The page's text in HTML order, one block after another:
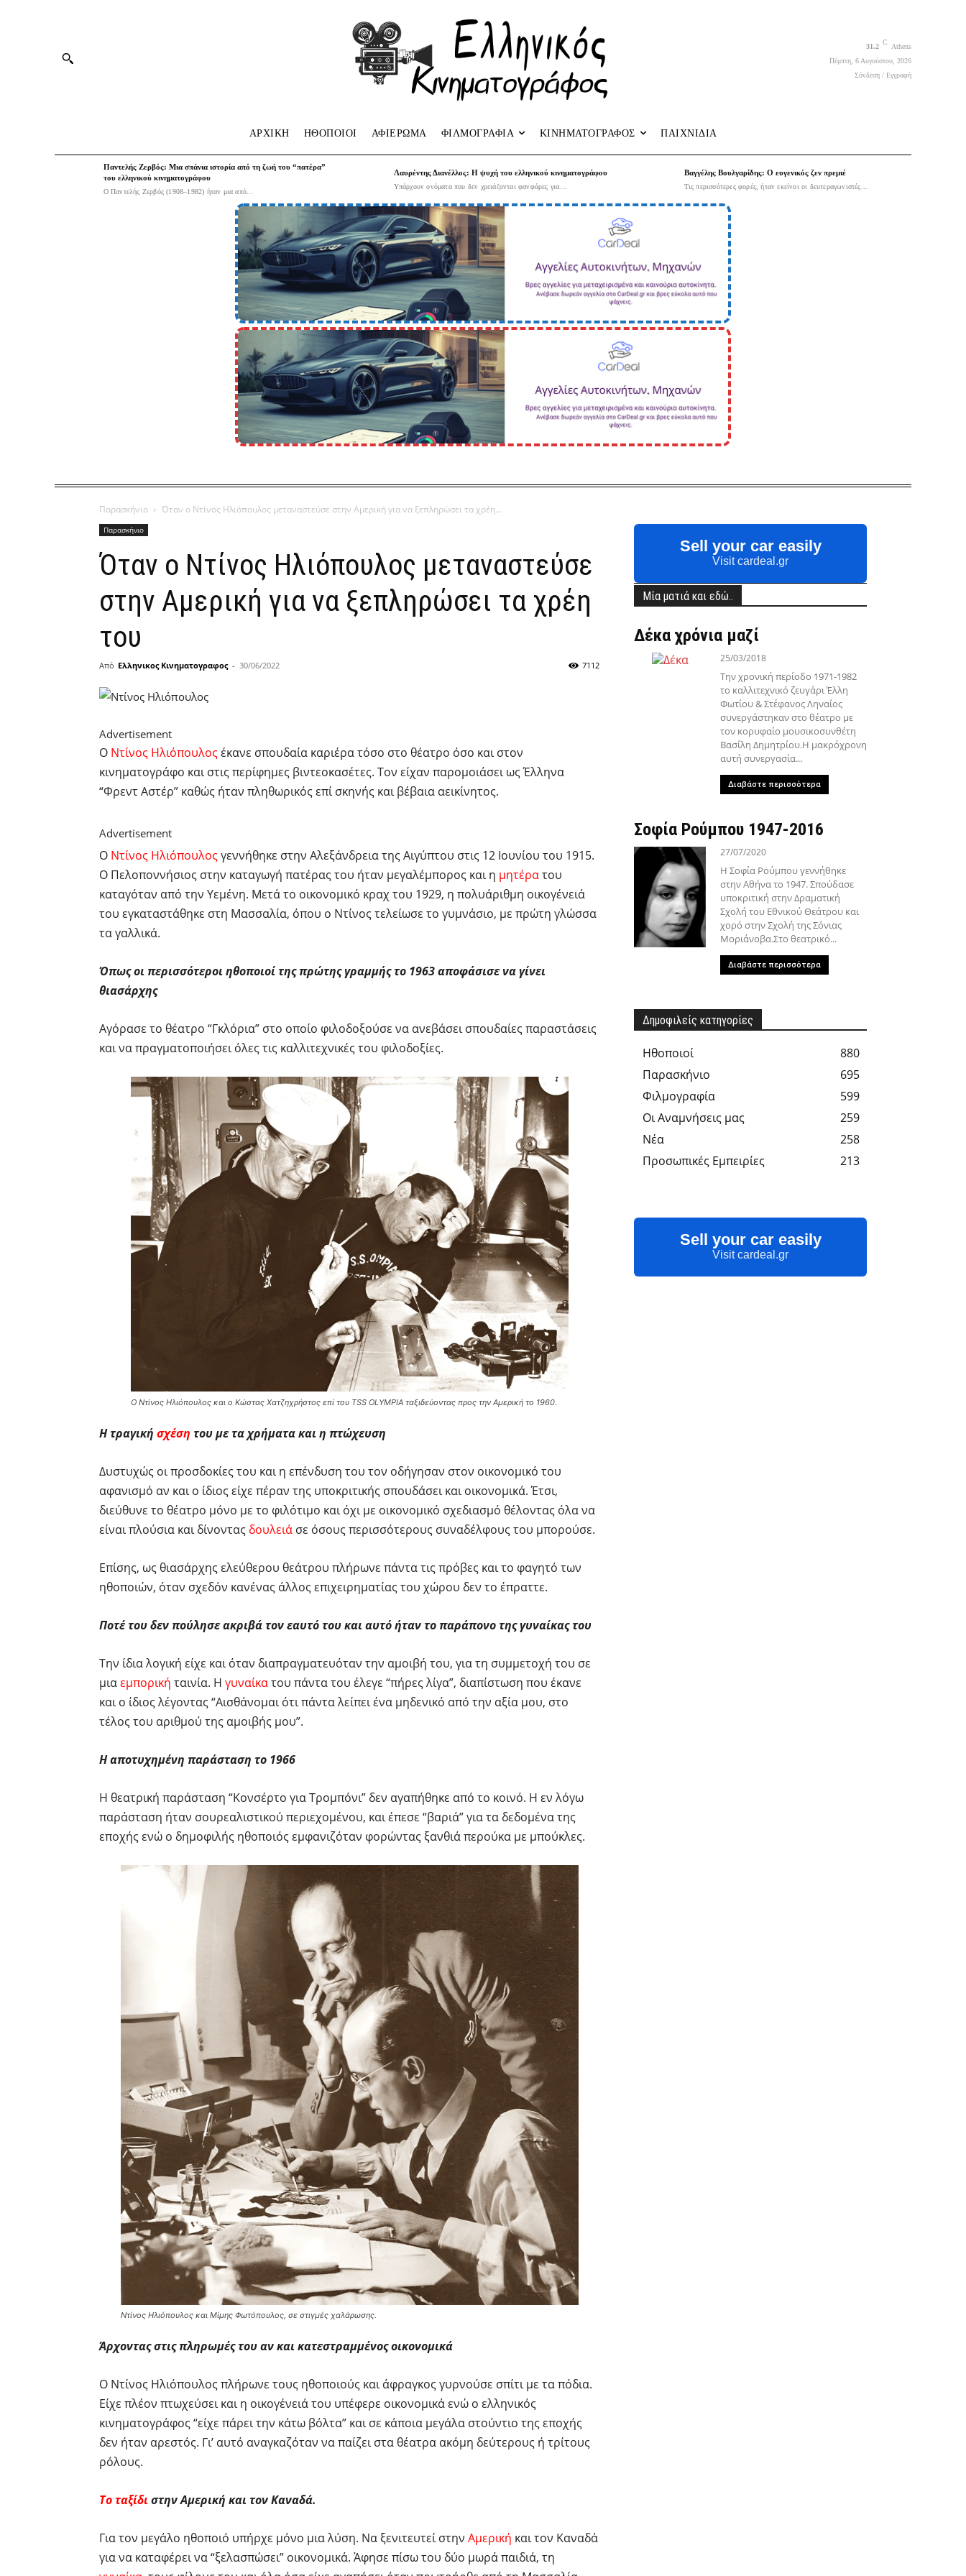
31.2
C
Athens
Πέμπτη, 6 Αυγούστου, 2026
Σύνδεση / Εγγραφή
ΑΡΧΙΚΗ HΘΟΠΟΙΟΙ ΑΦΙΕΡΩΜΑ ΦΙΛΜΟΓΡΑΦΙΑ ΚΙΝΗΜΑΤΟΓΡΑΦΟΣ ΠΑΙΧΝΙΔΙΑ
Παντελής Ζερβός: Μια σπάνια ιστορία από τη ζωή του “πατέρα”
του ελληνικού κινηματογράφου
Ο Παντελής Ζερβός (1908–1982) ήταν μια από...
Λαυρέντης Διανέλλος: Η ψυχή του ελληνικού κινηματογράφου
Υπάρχουν ονόματα που δεν χρειάζονται φανφάρες για...
Βαγγέλης Βουλγαρίδης: Ο ευγενικός ζεν πρεμιέ
Τις περισσότερες φορές, ήταν εκείνοι οι δευτεραγωνιστές...
Παρασκήνιο Όταν ο Ντίνος Ηλιόπουλος μεταναστεύσε στην Αμερική για να ξεπληρώσει τα χρέη...
Παρασκήνιο
Όταν ο Ντίνος Ηλιόπουλος μεταναστεύσε
στην Αμερική για να ξεπληρώσει τα χρέη
του
Από Ελληνικος Κινηματογραφος - 30/06/2022 7112
Advertisement
Ο Ντίνος Ηλιόπουλοςέκανε σπουδαία καριέρα τόσο στο θέατρο όσο και στον
κινηματογράφο και στις περίφημες βιντεοκασέτες. Τον είχαν παρομοιάσει ως Έλληνα
“Φρεντ Αστέρ” καθώς ήταν πληθωρικός επί σκηνής και βέβαια αεικίνητος.
Advertisement
Ο Ντίνος Ηλιόπουλοςγεννήθηκε στην Αλεξάνδρεια της Αιγύπτου στις 12 Ιουνίου του 1915.
Ο Πελοποννήσιος στην καταγωγή πατέρας του ήταν μεγαλέμπορος και η μητέρατου
καταγόταν από την Υεμένη. Μετά το οικονομικό κραχ του 1929, η πολυάριθμη οικογένειά
του εγκαταστάθηκε στη Mασσαλία, όπου ο Nτίνος τελείωσε το γυμνάσιο, με πρώτη γλώσσα
τα γαλλικά.
Όπως οι περισσότεροι ηθοποιοί της πρώτης γραμμής το 1963 αποφάσισε να γίνει
θιασάρχης
Αγόρασε το θέατρο “Γκλόρια” στο οποίο φιλοδοξούσε να ανεβάσει σπουδαίες παραστάσεις
και να πραγματοποιήσει όλες τις καλλιτεχνικές του φιλοδοξίες.
Ο Ντίνος Ηλιόπουλος και ο Κώστας Χατζηχρήστος επί του TSS OLYMPIA ταξιδεύοντας προς την Αμερική το 1960.
Η τραγική σχέση του με τα χρήματα και η πτώχευση
Δυστυχώς οι προσδοκίες του και η επένδυση του τον οδήγησαν στον οικονομικό του
αφανισμό αν και ο ίδιος είχε πέραν της υποκριτικής σπουδάσει και οικονομικά. Έτσι,
διεύθυνε το θέατρο μόνο με το φιλότιμο και όχι με οικονομικό σχεδιασμό θέλοντας όλα να
είναι πλούσια και δίνοντας δουλειά σε όσους περισσότερους συναδέλφους του μπορούσε.
Επίσης, ως θιασάρχης ελεύθερου θεάτρου πλήρωνε πάντα τις πρόβες και το φαγητό των
ηθοποιών, όταν σχεδόν κανένας άλλος επιχειρηματίας του χώρου δεν το έπραττε.
Ποτέ του δεν πούλησε ακριβά τον εαυτό του και αυτό ήταν το παράπονο της γυναίκας του
Την ίδια λογική είχε και όταν διαπραγματευόταν την αμοιβή του, για τη συμμετοχή του σε
μιαεμπορική ταινία. Η γυναίκατου πάντα του έλεγε “πήρες λίγα”, διαπίστωση που έκανε
και ο ίδιος λέγοντας “Αισθάνομαι ότι πάντα λείπει ένα μηδενικό από την αξία μου, στο
τέλος του αριθμού της αμοιβής μου”.
Η αποτυχημένη παράσταση το 1966
Η θεατρική παράσταση “Κονσέρτο για Τρομπόνι” δεν αγαπήθηκε από το κοινό. Η εν λόγω
παράσταση ήταν σουρεαλιστικού περιεχομένου, και έπεσε “βαριά” για τα δεδομένα της
εποχής ενώ ο δημοφιλής ηθοποιός εμφανιζόταν φορώντας ξανθιά περούκα με μπούκλες.
Ντίνος Ηλιόπουλος και Μίμης Φωτόπουλος, σε στιγμές χαλάρωσης.
Άρχοντας στις πληρωμές του αν και κατεστραμμένος οικονομικά
O Ντίνος Ηλιόπουλος πλήρωνε τους ηθοποιούς και άφραγκος γυρνούσε σπίτι με τα πόδια.
Είχε πλέον πτωχεύσει και η οικογένειά του υπέφερε οικονομικά ενώ ο ελληνικός
κινηματογράφος “είχε πάρει την κάτω βόλτα” και σε κάποια μεγάλα στούντιο της εποχής
δεν ήταν αρεστός. Γι’ αυτό αναγκαζόταν να παίζει στα θέατρα ακόμη δεύτερους ή τρίτους
ρόλους.
Το ταξίδιστην Αμερική και τον Καναδά.
Για τον μεγάλο ηθοποιό υπήρχε μόνο μια λύση. Να ξενιτευτεί στην Αμερική και τον Καναδά
για να καταφέρει να “ξελασπώσει” οικονομικά. Άφησε πίσω του δύο μωρά παιδιά, τη
Sell your car easily
Visit cardeal.gr
Μία ματιά και εδώ..
Δέκα χρόνια μαζί
25/03/2018
Την χρονική περίοδο 1971-1982
το καλλιτεχνικό ζευγάρι Έλλη
Φωτίου & Στέφανος Ληναίος
συνεργάστηκαν στο θέατρο με
τον κορυφαίο μουσικοσυνθέτη
Βασίλη Δημητρίου.Η μακρόχρονη
αυτή συνεργασία...
Διαβάστε περισσότερα
Σοφία Ρούμπου 1947-2016
27/07/2020
Η Σοφία Ρούμπου γεννήθηκε
στην Αθήνα το 1947. Σπούδασε
υποκριτική στην Δραματική
Σχολή του Εθνικού Θεάτρου και
χορό στην Σχολή της Σόνιας
Μοριάνοβα.Στο θεατρικό...
Διαβάστε περισσότερα
Δημοφιλείς κατηγορίες
Hθοποιοί
880
Παρασκήνιο
695
Φιλμογραφία
599
Οι Αναμνήσεις μας
259
Νέα
258
Προσωπικές Εμπειρίες
213
Sell your car easily
Visit cardeal.gr